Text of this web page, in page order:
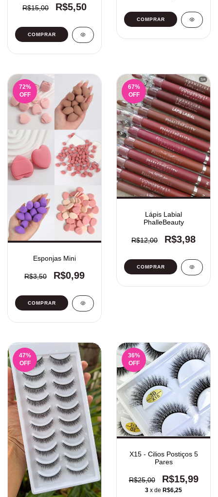
R$15,00 R$5,50
COMPRAR
72%
OFF
Esponjas Mini
R$3,50 R$0,99
COMPRAR
67%
OFF
Lápis Labial
PhalleBeauty
R$12,00 R$3,98
COMPRAR
47%
OFF
36%
OFF
X15 - Cilios Postiços 5
Pares
R$25,00 R$15,99
3 x de R$6,25